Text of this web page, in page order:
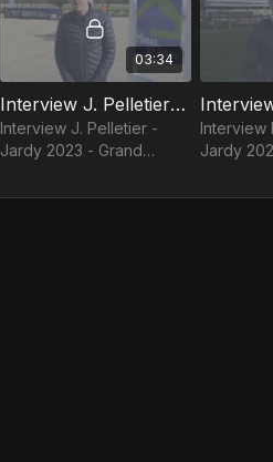
03:34
Interview J. Pelletier - Jardy 2023 - Grand National de CSO
Interview J. Pelletier -
Jardy 2023 - Grand
Interview
Jardy